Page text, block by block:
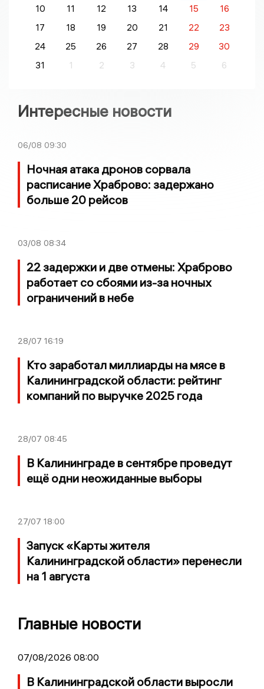
10
11 12 13 14 15
16
17
18 19 20 21 22
23
24
25 26 27 28 29
30
31
1 2 3 4 5 6
Интересные новости
06/08 09:30
Ночная атака дронов сорвала
расписание Храброво: задержано
больше 20 рейсов
03/08 08:34
22 задержки и две отмены: Храброво
работает со сбоями из-за ночных
ограничений в небе
28/07 16:19
Кто заработал миллиарды на мясе в
Калининградской области: рейтинг
компаний по выручке 2025 года
28/07 08:45
В Калининграде в сентябре проведут
ещё одни неожиданные выборы
27/07 18:00
Запуск «Карты жителя
Калининградской области» перенесли
на 1 августа
Главные новости
07/08/2026 08:00
В Калининградской области выросли